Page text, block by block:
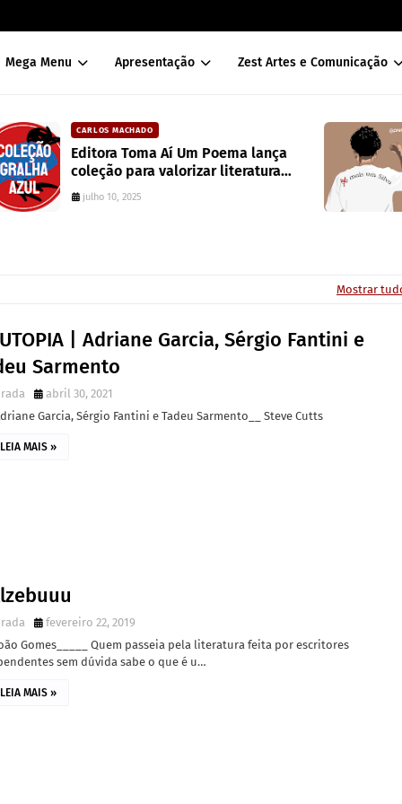
Mega Menu Apresentação Zest Artes e Comunicação
10 anos da política de cotas raciais
Brasil: um ponto de ruptura na
Mostrar
| Adriane Garcia, Sérgio Fantini e
Sarmento
abril 30, 2021
Garcia, Sérgio Fantini e Tadeu Sarmento__ Steve Cutts
LEIA MAIS »
fevereiro 22, 2019
Gomes_____ Quem passeia pela literatura feita por escritores
sem dúvida sabe o que é u…
LEIA MAIS »